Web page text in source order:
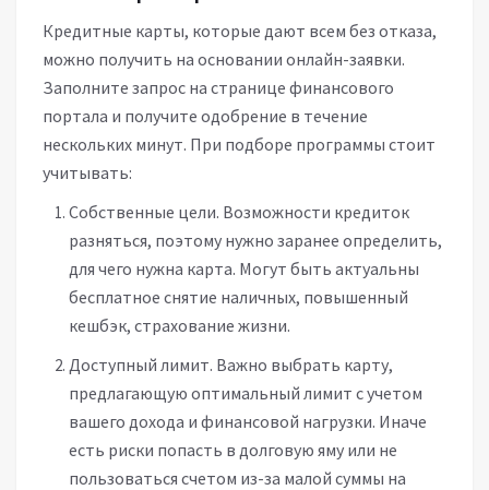
Кредитные карты, которые дают всем без отказа,
можно получить на основании онлайн-заявки.
Заполните запрос на странице финансового
портала и получите одобрение в течение
нескольких минут. При подборе программы стоит
учитывать:
Собственные цели. Возможности кредиток
разняться, поэтому нужно заранее определить,
для чего нужна карта. Могут быть актуальны
бесплатное снятие наличных, повышенный
кешбэк, страхование жизни.
Доступный лимит. Важно выбрать карту,
предлагающую оптимальный лимит с учетом
вашего дохода и финансовой нагрузки. Иначе
есть риски попасть в долговую яму или не
пользоваться счетом из-за малой суммы на